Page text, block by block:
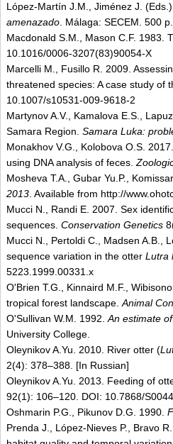
López-Martín J.M., Jiménez J.
amenazado . Málaga: SECEM. 500 p.
Macdonald S.M., Mason C.F. 1983.
10.1016/0006-3207(83)90054-X
Marcelli M., Fusillo R. 2009.
threatened species: A case study of
10.1007/s10531-009-9618-2
Martynov A.V., Kamalova E.S.,
Samara Region. Samara Luka:
Monakhov V.G., Kolobova O.S.
using DNA analysis of feces.
Mosheva T.A., Gubar Yu.P.,
2013 . Available from http://
Mucci N., Randi E. 2007. Sex
sequences. Conservation Genetics
Mucci N., Pertoldi C., Madsen A.B.,
sequence variation in the otter Lutra
5223.1999.00331.x
O'Brien T.G., Kinnaird M.F.,
tropical forest landscape. Animal
O'Sullivan W.M. 1992. An estimate
University College.
Oleynikov A.Yu. 2010. River оtter (
2(4): 378–388. [In Russian]
Oleynikov A.Yu. 2013. Feeding of
92(1): 106–120. DOI: 10.7868/
Oshmarin P.G., Pikunov D.G. 1990.
Prenda J., López-Nieves P., Bravo